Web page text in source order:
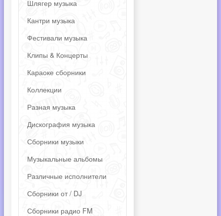
Шлягер музыка
Кантри музыка
Фестивали музыка
Клипы & Концерты
Караоке сборники
Коллекции
Разная музыка
Дискография музыка
Сборники музыки
Музыкальные альбомы
Различные исполнители
Сборники от / DJ
Сборники радио FM